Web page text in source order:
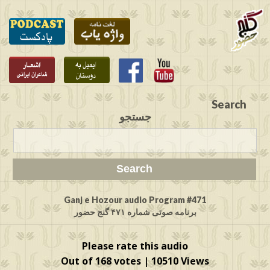
Search
جستجو
Ganj e Hozour audio Program #471
برنامه صوتی شماره ۴۷۱ گنج حضور
Please rate this audio
Out of 168 votes | 10510 Views